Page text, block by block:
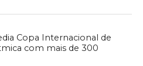
Copa Internacional de
com mais de 300